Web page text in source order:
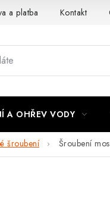
a platba Kontakt
A OHŘEV VODY
šroubení Šroubení